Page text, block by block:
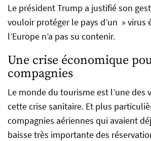
Le président Trump a justifié son
vouloir protéger le pays d’un » virus
l’Europe n’a pas su contenir.
Une crise économique
compagnies
Le monde du tourisme est l’une des
cette crise sanitaire. Et plus
compagnies aériennes qui avaient
baisse très importante des